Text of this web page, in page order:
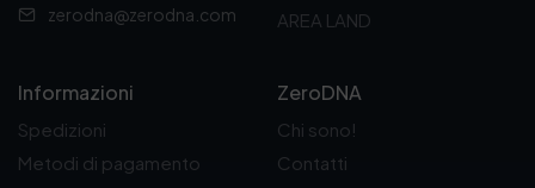
zerodna@zerodna.com
AREA LAND
Informazioni
Spedizioni
Metodi di pagamento
ZeroDNA
Chi sono!
Contatti